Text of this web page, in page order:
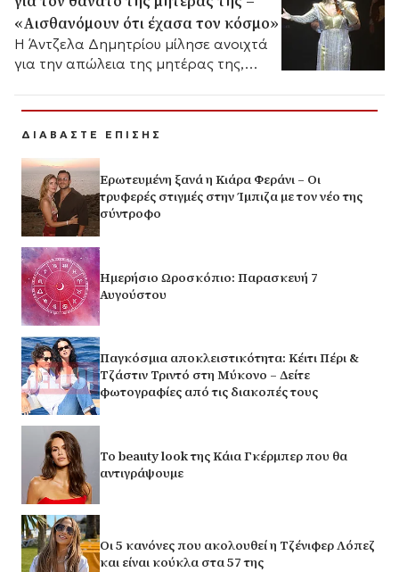
«Αισθανόμουν ότι έχασα τον κόσμο»
Η Άντζελα Δημητρίου μίλησε ανοιχτά
για την απώλεια της μητέρας της,
ΔΙΑΒΑΣΤΕ ΕΠΙΣΗΣ
Ερωτευμένη ξανά η Κιάρα Φεράνι – Οι
τρυφερές στιγμές στην Ίμπιζα με τον νέο της
σύντροφο
Ημερήσιο Ωροσκόπιο: Παρασκευή 7
Αυγούστου
Παγκόσμια αποκλειστικότητα: Κέιτι Πέρι &
Τζάστιν Τριντό στη Μύκονο – Δείτε
φωτογραφίες από τις διακοπές τους
Το beauty look της Κάια Γκέρμπερ που θα
αντιγράψουμε
Οι 5 κανόνες που ακολουθεί η Τζένιφερ Λόπεζ
και είναι κούκλα στα 57 της